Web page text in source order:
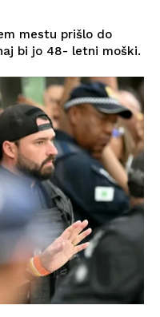
mestu prišlo do
bi jo 48- letni moški.